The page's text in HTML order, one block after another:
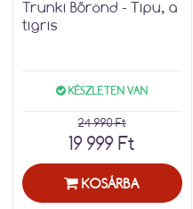
Trunki Bőrönd - Tipu, a
tigris
KÉSZLETEN VAN
24 990 Ft
19 999 Ft
KOSÁRBA